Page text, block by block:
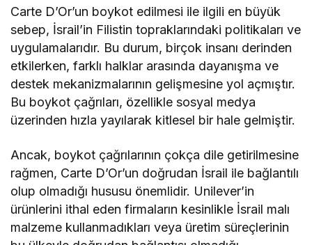
Carte D’Or’un boykot edilmesi ile ilgili en büyük
sebep, İsrail’in Filistin topraklarındaki politikaları ve
uygulamalarıdır. Bu durum, birçok insanı derinden
etkilerken, farklı halklar arasında dayanışma ve
destek mekanizmalarının gelişmesine yol açmıştır.
Bu boykot çağrıları, özellikle sosyal medya
üzerinden hızla yayılarak kitlesel bir hale gelmiştir.
Ancak, boykot çağrılarının çokça dile getirilmesine
rağmen, Carte D’Or’un doğrudan İsrail ile bağlantılı
olup olmadığı hususu önemlidir. Unilever’in
ürünlerini ithal eden firmaların kesinlikle İsrail malı
malzeme kullanmadıkları veya üretim süreçlerinin